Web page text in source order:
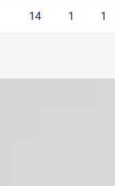
14 1 1